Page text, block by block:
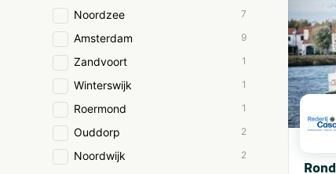
Noordzee 7
Amsterdam 9
Zandvoort 1
Winterswijk 1
Roermond 1
Ouddorp 2
Noordwijk 2